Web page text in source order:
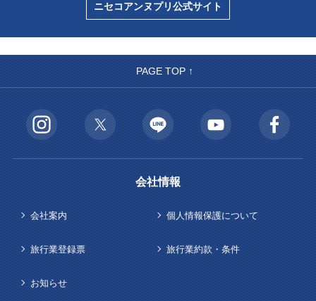
ニセコアンヌプリ公式サイト
PAGE TOP ↑
会社情報
会社案内 個人情報保護について
旅行業登録票 旅行業約款・条件
お知らせ